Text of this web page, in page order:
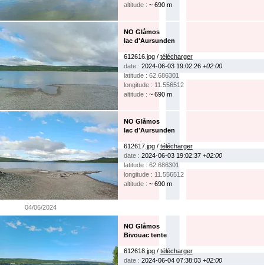
altitude : ~ 690 m
NO Glåmos
lac d'Aursunden
612616.jpg / télécharger
date : 2024-06-03 19:02:26 +02:00
latitude : 62.686301
longitude : 11.556512
altitude : ~ 690 m
NO Glåmos
lac d'Aursunden
612617.jpg / télécharger
date : 2024-06-03 19:02:37 +02:00
latitude : 62.686301
longitude : 11.556512
altitude : ~ 690 m
04/06/2024
NO Glåmos
Bivouac tente
612618.jpg / télécharger
date : 2024-06-04 07:38:03 +02:00